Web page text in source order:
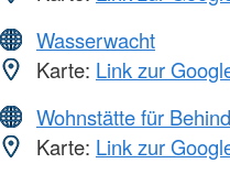
Wasserwacht
Karte: Link zur
Wohnstätte für
Karte: Link zur